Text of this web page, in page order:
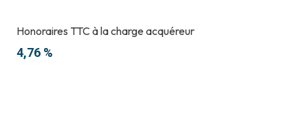
Honoraires TTC à la charge acquéreur
4,76 %